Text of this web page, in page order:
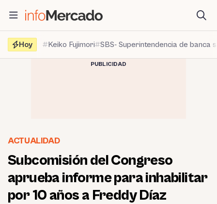
contenido
Hoy
Keiko Fujimori SBS- Superintendencia de banca
PUBLICIDAD
ACTUALIDAD
Subcomisión del Congreso
aprueba informe para inhabilitar
por 10 años a Freddy Díaz